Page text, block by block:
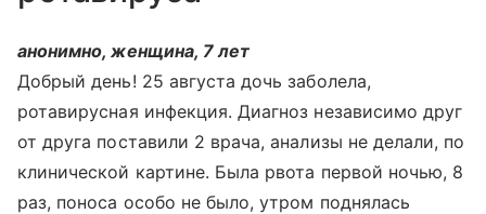
анонимно, женщина, 7 лет
Добрый день! 25 августа дочь заболела,
ротавирусная инфекция. Диагноз независимо друг
от друга поставили 2 врача, анализы не делали, по
клинической картине. Была рвота первой ночью, 8
раз, поноса особо не было, утром поднялась